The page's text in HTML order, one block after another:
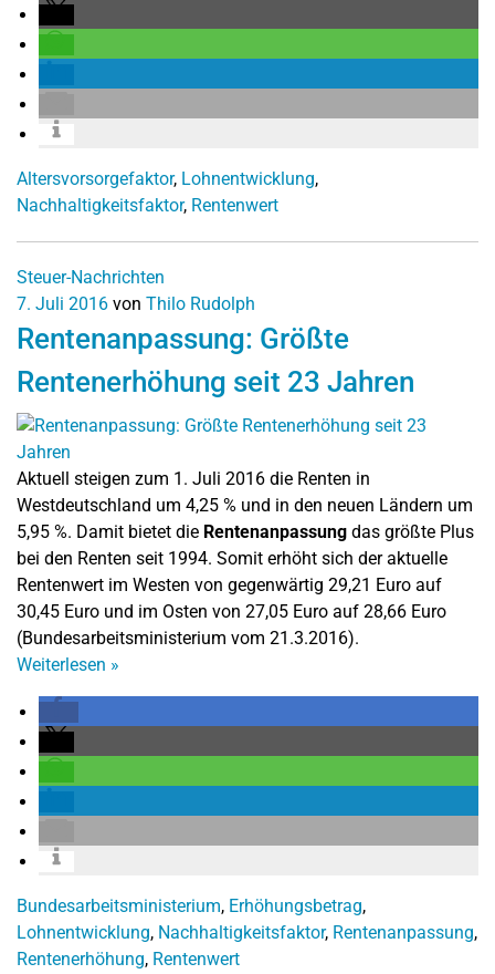
Altersvorsorgefaktor, Lohnentwicklung,
Nachhaltigkeitsfaktor, Rentenwert
Steuer-Nachrichten
7. Juli 2016 von Thilo Rudolph
Rentenanpassung: Größte
Rentenerhöhung seit 23 Jahren
Aktuell steigen zum 1. Juli 2016 die Renten in
Westdeutschland um 4,25 % und in den neuen Ländern um
5,95 %. Damit bietet die Rentenanpassung das größte Plus
bei den Renten seit 1994. Somit erhöht sich der aktuelle
Rentenwert im Westen von gegenwärtig 29,21 Euro auf
30,45 Euro und im Osten von 27,05 Euro auf 28,66 Euro
(Bundesarbeitsministerium vom 21.3.2016).
Weiterlesen »
Bundesarbeitsministerium, Erhöhungsbetrag,
Lohnentwicklung, Nachhaltigkeitsfaktor, Rentenanpassung,
Rentenerhöhung, Rentenwert